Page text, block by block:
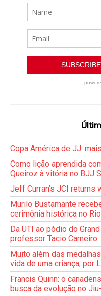
Copa América de JJ:
Como lição aprendida
Queiroz à vitória no BJJ
Jeff Curran’s JCI
Murilo Bustamante
cerimônia histórica no
Da UTI ao pódio do
professor Tacio Carneiro
Muito além das
vida de uma criança, por
Francis Quinn: o
busca da evolução no